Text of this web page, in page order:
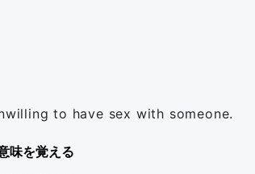
to have sex with someone.
味を覚える